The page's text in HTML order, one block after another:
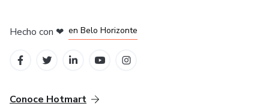
Hecho con ❤ en Belo Horizonte
Conoce Hotmart